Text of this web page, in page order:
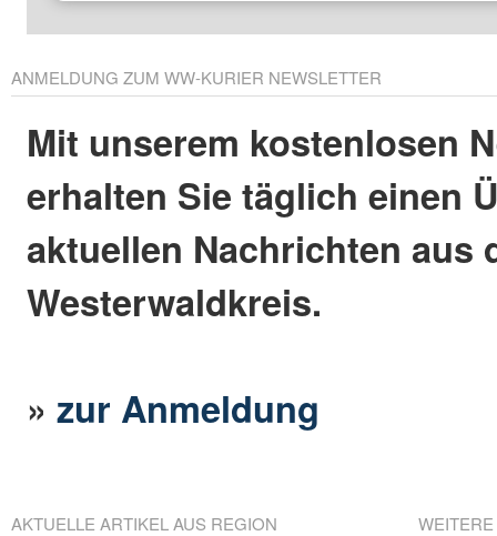
ANMELDUNG ZUM WW-KURIER NEWSLETTER
Mit unserem kostenlosen
erhalten Sie täglich einen
aktuellen Nachrichten aus
Westerwaldkreis.
»zur Anmeldung
AKTUELLE ARTIKEL AUS REGION